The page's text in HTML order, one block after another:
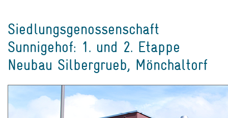
Siedlungsgenossenschaft
Sunnigehof: 1. und 2. Etappe
Neubau Silbergrueb, Mönchaltorf